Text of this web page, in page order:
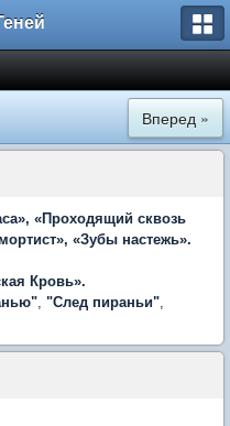
Вперед »
«Проходящий сквозь
«Зубы настежь».
Кровь».
, "След пираньи",